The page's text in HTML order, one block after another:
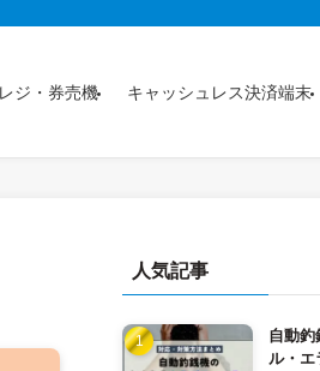
からわかります。
ジ・券売機 キャッシュレス決済端末
人気記事
自動釣
ル・エ